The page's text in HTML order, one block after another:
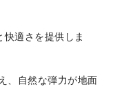
適さを提供しま
、自然な弾力が地面